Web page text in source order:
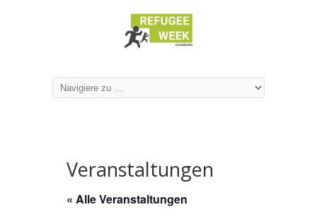
Veranstaltungen
« Alle Veranstaltungen